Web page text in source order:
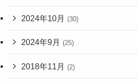
2024年10月 (30)
2024年9月 (25)
2018年11月 (2)